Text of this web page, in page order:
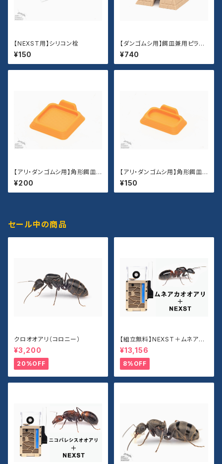
【NEXST用】シリコン栓
¥150
【ダンゴムシ用】餌皿兼用ピラミ
ッドシェルター
¥740
【アリ・ダンゴムシ用】角形餌皿
（Lサイズ）
¥200
【アリ・ダンゴムシ用】角形餌皿
（Sサイズ）
¥150
セール中の商品
クロオオアリ（コロニー）
¥3,200
20%OFF
【組立無料】NEXST＋ムネアカ
オオアリセット
¥13,156
8%OFF